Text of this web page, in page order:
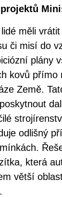
měli
či misí do
plány
kovů přímo
Země.
odlišný
která
větší